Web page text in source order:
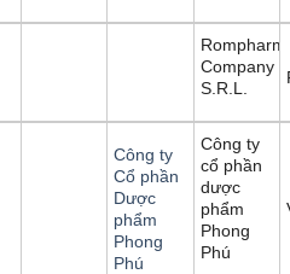
Rompharm
Company
S.R.L.
Công ty
Cổ phần
Dược
phẩm
Phong
Phú
Công ty
cổ phần
dược
phẩm
Phong
Phú